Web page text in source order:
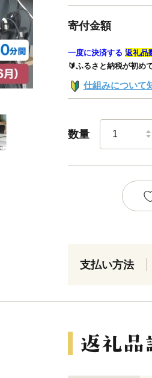
寄付金額
一度に決済する 返礼品
🔰ふるさと納税が初め
仕組みについて
数量
支払い方法